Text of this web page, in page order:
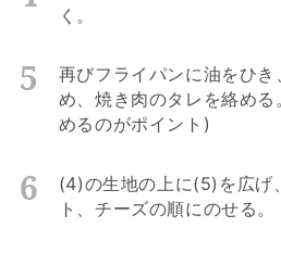
く。
再びフライパンに油をひ
め、焼き肉のタレを絡め
めるのがポイント)
(4)の生地の上に(5)を広げ
ト、チーズの順にのせる。